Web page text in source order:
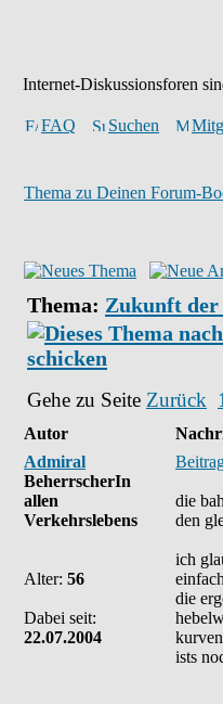
Internet-Diskussionsforen
FAQ Suchen
Thema zu Deinen Forum-
Thema: Zukunft
Gehe zu Seite Zurück 1
Autor
Admiral
BeherrscherIn
allen
Verkehrslebens
Alter: 56
Dabei seit:
22.07.2004
die
den
ich
die
ists